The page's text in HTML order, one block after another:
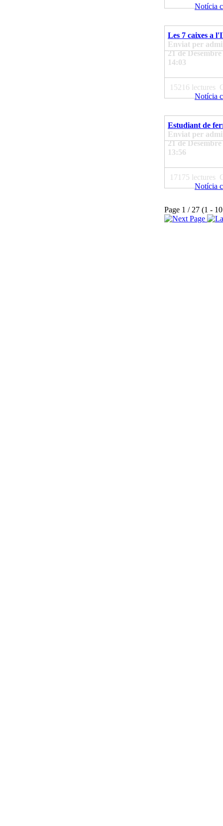
Notícia
Les 7 caixes a
Enviat per
21 de
14:03
15216 lectures
Notícia
Estudiant de
Enviat per
21 de
13:56
17175 lectures
Notícia
Page 1 / 27 (1 -